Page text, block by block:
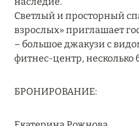
13 февраля 2025
MANDARIN ORIENTAL
СКИДКИ ДО 30 % ОТ
РАЗМЕЩЕНИЕ ВЕСНОЙ
11 декабря 2024
Светлый и просторный
взрослых» приглашает
– большое джакузи с
фитнес-центр, несколько
БРОНИРОВАНИЕ: